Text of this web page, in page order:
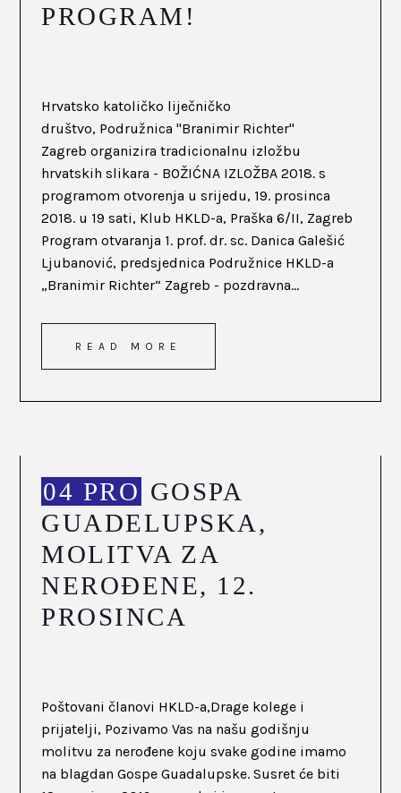
PROGRAM!
Hrvatsko katoličko liječničko
društvo, Podružnica "Branimir Richter"
Zagreb organizira tradicionalnu izložbu
hrvatskih slikara - BOŽIĆNA IZLOŽBA 2018. s
programom otvorenja u srijedu, 19. prosinca
2018. u 19 sati, Klub HKLD-a, Praška 6/II, Zagreb
Program otvaranja 1. prof. dr. sc. Danica Galešić
Ljubanović, predsjednica Podružnice HKLD-a
„Branimir Richter“ Zagreb - pozdravna...
READ MORE
04 PRO GOSPA
GUADELUPSKA,
MOLITVA ZA
NEROĐENE, 12.
PROSINCA
Poštovani članovi HKLD-a,Drage kolege i
prijatelji, Pozivamo Vas na našu godišnju
molitvu za nerođene koju svake godine imamo
na blagdan Gospe Guadalupske. Susret će biti